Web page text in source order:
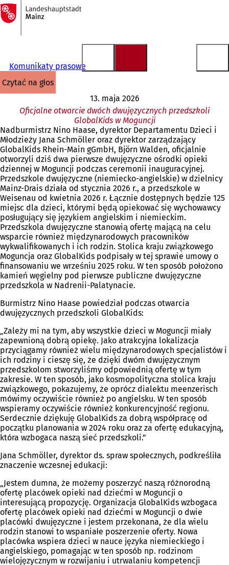
Przejdź do treści
Do
strony
głównej
Komunikaty prasowe
czytać na głos
13. maja 2026
Oficjalne otwarcie dwóch dwujęzycznych przedszkoli
GlobalKids w Moguncji
Nadburmistrz Nino Haase, dyrektor Departamentu Dzieci i
Młodzieży Jana Schmöller oraz dyrektor zarządzający
GlobalKids Rhein-Main gGmbH, Björn Walden, oficjalnie
otworzyli dziś dwa pierwsze dwujęzyczne ośrodki opieki
dziennej w Moguncji podczas ceremonii inauguracyjnej.
Przedszkole dwujęzyczne (niemiecko-angielskie) w dzielnicy
Mainz-Drais działa od stycznia 2026 r., a przedszkole w
Weisenau od kwietnia 2026 r. Łącznie dostępnych będzie 125
miejsc dla dzieci, którymi będą opiekować się wychowawcy
posługujący się językiem angielskim i niemieckim.
Przedszkola dwujęzyczne stanowią ofertę mającą na celu
wsparcie również międzynarodowych pracowników
wykwalifikowanych i ich rodzin. Stolica kraju związkowego
Moguncja oraz GlobalKids podpisały w tej sprawie umowy o
finansowaniu we wrześniu 2025 roku. W ten sposób położono
kamień węgielny pod pierwsze publiczne dwujęzyczne
przedszkola w Nadrenii-Palatynacie.
Burmistrz Nino Haase powiedział podczas otwarcia
dwujęzycznych przedszkoli GlobalKids:
„Zależy mi na tym, aby wszystkie dzieci w Moguncji miały
zapewnioną dobrą opiekę. Jako atrakcyjna lokalizacja
przyciągamy również wielu międzynarodowych specjalistów i
ich rodziny i cieszę się, że dzięki dwóm dwujęzycznym
przedszkolom stworzyliśmy odpowiednią ofertę w tym
zakresie. W ten sposób, jako kosmopolityczna stolica kraju
związkowego, pokazujemy, że oprócz dialektu meenzerisch
mówimy oczywiście również po angielsku. W ten sposób
wspieramy oczywiście również konkurencyjność regionu.
Serdecznie dziękuję GlobalKids za dobrą współpracę od
początku planowania w 2024 roku oraz za ofertę edukacyjną,
która wzbogaca naszą sieć przedszkoli.”
Jana Schmöller, dyrektor ds. spraw społecznych, podkreśliła
znaczenie wczesnej edukacji:
„Jestem dumna, że możemy poszerzyć naszą różnorodną
ofertę placówek opieki nad dziećmi w Moguncji o
interesującą propozycję. Organizacja GlobalKids wzbogaca
ofertę placówek opieki nad dziećmi w Moguncji o dwie
placówki dwujęzyczne i jestem przekonana, że dla wielu
rodzin stanowi to wspaniałe poszerzenie oferty. Nowa
placówka wspiera dzieci w nauce języka niemieckiego i
angielskiego, pomagając w ten sposób np. rodzinom
wielojęzycznym w rozwijaniu i utrwalaniu kompetencji